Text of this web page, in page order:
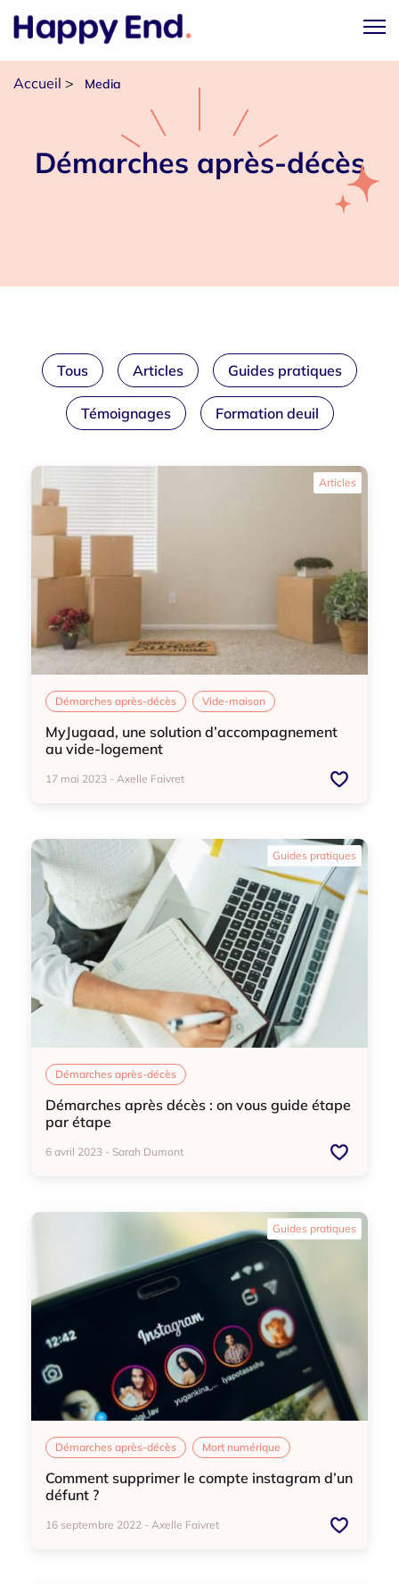
Accueil > Media
Démarches après-décès
Tous Articles Guides pratiques
Témoignages Formation deuil
Démarches après-décès Vide-maison
MyJugaad, une solution d’accompagnement
au vide-logement
17 mai 2023 - Axelle Faivret
Articles
Démarches après-décès
Démarches après décès : on vous guide étape
par étape
6 avril 2023 - Sarah Dumont
Guides pratiques
Démarches après-décès Mort numérique
Comment supprimer le compte instagram d’un
défunt ?
16 septembre 2022 - Axelle Faivret
Guides pratiques